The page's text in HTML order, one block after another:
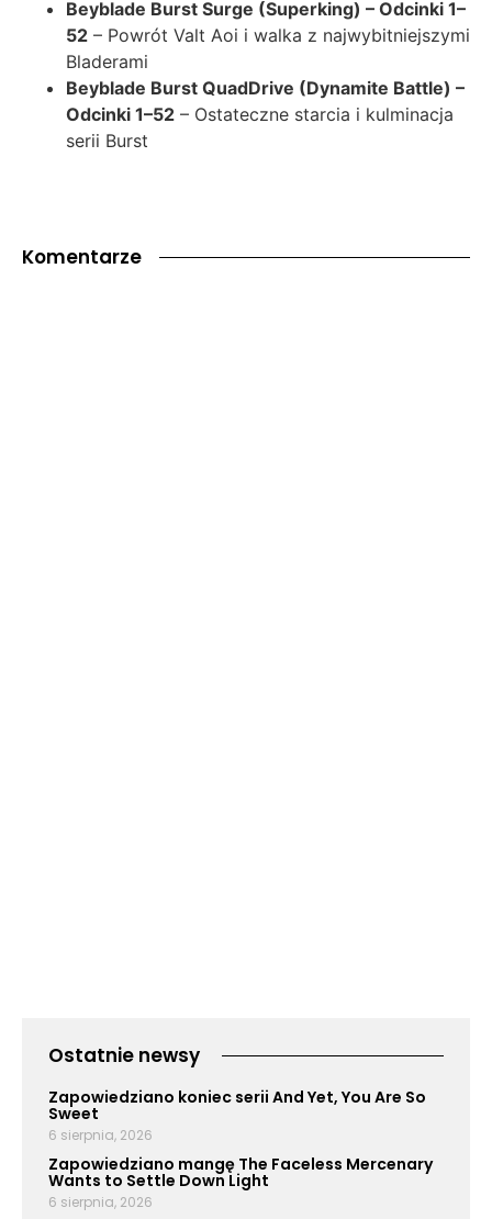
Beyblade Burst Surge (Superking) – Odcinki 1–
52 – Powrót Valt Aoi i walka z najwybitniejszymi
Bladerami
Beyblade Burst QuadDrive (Dynamite Battle) –
Odcinki 1–52 – Ostateczne starcia i kulminacja
serii Burst
Komentarze
Ostatnie newsy
Zapowiedziano koniec serii And Yet, You Are So
Sweet
6 sierpnia, 2026
Zapowiedziano mangę The Faceless Mercenary
Wants to Settle Down Light
6 sierpnia, 2026